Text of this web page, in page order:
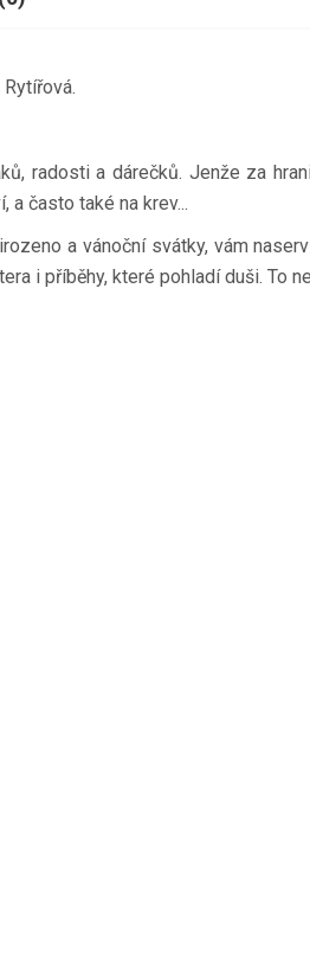
radosti a dárečků. Jenže za
a často také na krev...
a vánoční svátky, vám
i příběhy, které pohladí duši. To